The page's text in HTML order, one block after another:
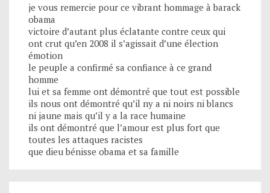
je vous remercie pour ce vibrant hommage à barack
obama
victoire d’autant plus éclatante contre ceux qui
ont crut qu’en 2008 il s’agissait d’une élection
émotion
le peuple a confirmé sa confiance à ce grand
homme
lui et sa femme ont démontré que tout est possible
ils nous ont démontré qu’il ny a ni noirs ni blancs
ni jaune mais qu’il y a la race humaine
ils ont démontré que l’amour est plus fort que
toutes les attaques racistes
que dieu bénisse obama et sa famille